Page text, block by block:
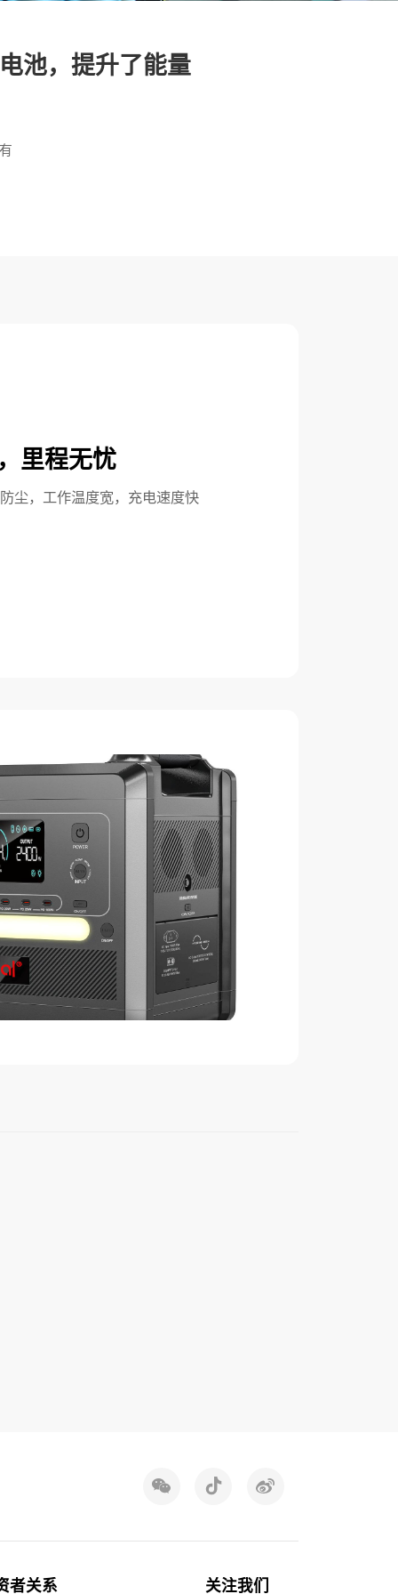
池，提升了能量
里程无忧
尘，工作温度宽，充电速度快
者关系 关注我们